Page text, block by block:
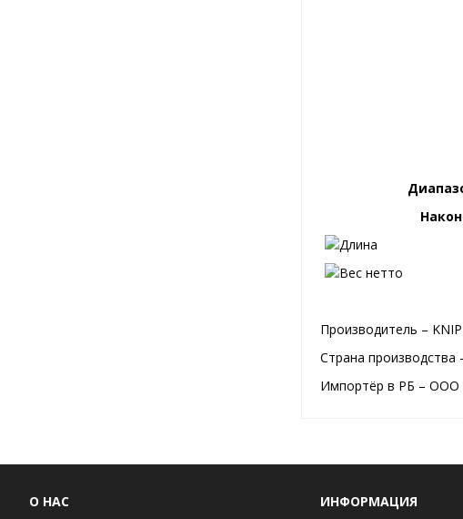
Производитель –
Страна производства
Импортёр в РБ – ООО
О НАС ИНФОРМАЦИЯ